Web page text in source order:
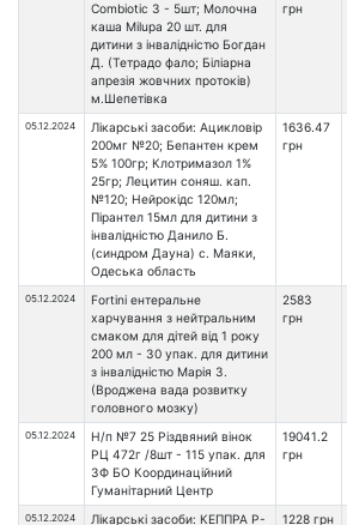
Combiotic 3 - 5шт; Молочна
каша Milupa 20 шт. для
дитини з інвалідністю Богдан
Д. (Тетрадо фало; Біліарна
апрезія жовчних протоків)
м.Шепетівка
грн
05.12.2024
Лікарські засоби: Ацикловір
200мг №20; Бепантен крем
5% 100гр; Клотримазол 1%
25гр; Лецитин соняш. кап.
№120; Нейрокідс 120мл;
Пірантел 15мл для дитини з
інвалідністю Данило Б.
(синдром Дауна) с. Маяки,
Одеська область
1636.47
грн
05.12.2024
Fortini ентеральне
харчування з нейтральним
смаком для дітей від 1 року
200 мл - 30 упак. для дитини
з інвалідністю Марія З.
(Вроджена вада розвитку
головного мозку)
2583
грн
05.12.2024
Н/п №7 25 Різдвяний вінок
РЦ 472г /8шт - 115 упак. для
ЗФ БО Координаційний
Гуманітарний Центр
19041.2
грн
05.12.2024 Лікарські засоби: КЕППРА Р- 1228 грн